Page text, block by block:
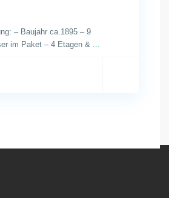
– Baujahr ca.1895 – 9
im Paket – 4 Etagen & ...